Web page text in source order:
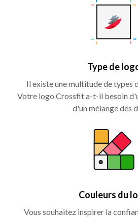
Type de
Il existe une multitude de types
Votre logo Crossfit a-t-il besoin
d'un mélange des
Couleurs du
Vous souhaitez inspirer la